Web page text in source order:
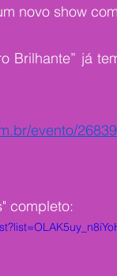
novo show
Brilhante” já
evento/
completo: